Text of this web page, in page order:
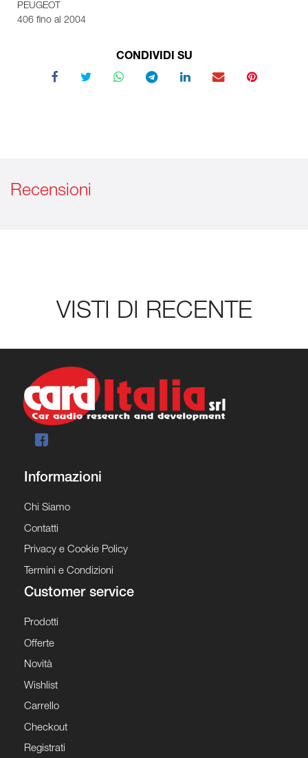
PEUGEOT
406 fino al 2004
CONDIVIDI SU
Recensioni
VISTI DI RECENTE
Informazioni
Chi Siamo
Contatti
Privacy e Cookie Policy
Termini e Condizioni
Customer service
Prodotti
Offerte
Novità
Wishlist
Carrello
Checkout
Registrati